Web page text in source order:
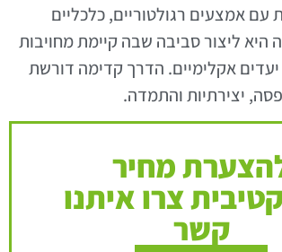
עם אמצעים רגולטוריים, כלכליים
היא ליצור סביבה שבה קיימת מחויבות
אקלימיים. הדרך קדימה דורשת
יצירתיות והתמדה.
מחיר
צרו איתנו
קשר